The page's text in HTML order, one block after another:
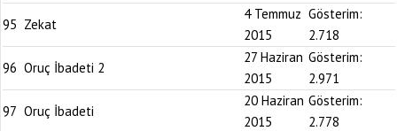
95 Zekat
4 Temmuz
2015
Gösterim:
2.718
96 Oruç İbadeti 2
27 Haziran
2015
Gösterim:
2.971
97 Oruç İbadeti
20 Haziran
2015
Gösterim:
2.778